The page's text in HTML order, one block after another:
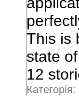
This is
state
12
Категорія: